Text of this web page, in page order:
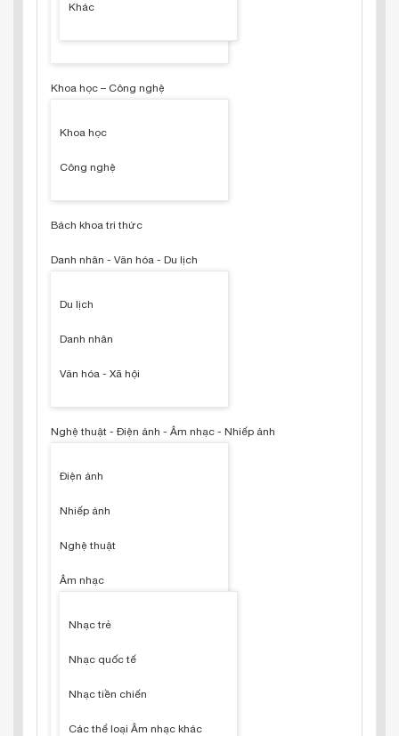
Khác
Khoa học – Công nghệ
Khoa học
Công nghệ
Bách khoa tri thức
Danh nhân - Văn hóa - Du lịch
Du lịch
Danh nhân
Văn hóa - Xã hội
Nghệ thuật - Điện ảnh - Âm nhạc - Nhiếp ảnh
Điện ảnh
Nhiếp ảnh
Nghệ thuật
Âm nhạc
Nhạc trẻ
Nhạc quốc tế
Nhạc tiền chiến
Các thể loại Âm nhạc khác